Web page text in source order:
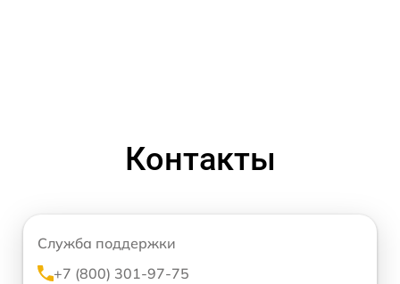
Контакты
Служба поддержки
+7 (800) 301-97-75